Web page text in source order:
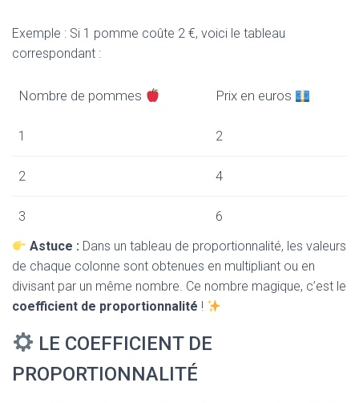
Exemple : Si 1 pomme coûte 2 €, voici le tableau
correspondant :
Nombre de pommes Prix en euros
1 2
2 4
3
6
Astuce : Dans un tableau de proportionnalité, les valeurs
de chaque colonne sont obtenues en multipliant ou en
divisant par un même nombre. Ce nombre magique, c’est le
coefficient de proportionnalité !
LE COEFFICIENT DE
PROPORTIONNALITÉ